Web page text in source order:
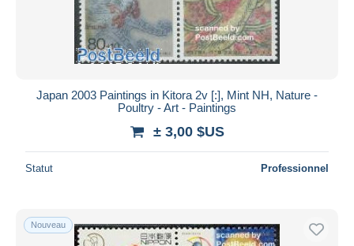
Japan 2003 Paintings in Kitora 2v [:], Mint NH, Nature -
Poultry - Art - Paintings
± 3,00 $US
Statut Professionnel
Nouveau